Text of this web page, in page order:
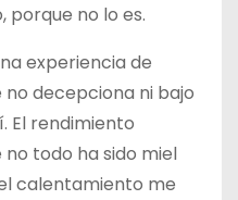
porque no lo es.
experiencia de
decepciona ni bajo
El rendimiento
todo ha sido miel
calentamiento me